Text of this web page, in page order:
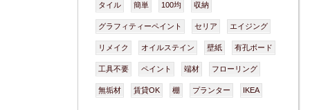
タイル 簡単 100均 収納
グラフィティーペイント セリア エイジング
リメイク オイルステイン 壁紙 有孔ボード
工具不要 ペイント 端材 フローリング
無垢材 賃貸OK 棚 プランター IKEA